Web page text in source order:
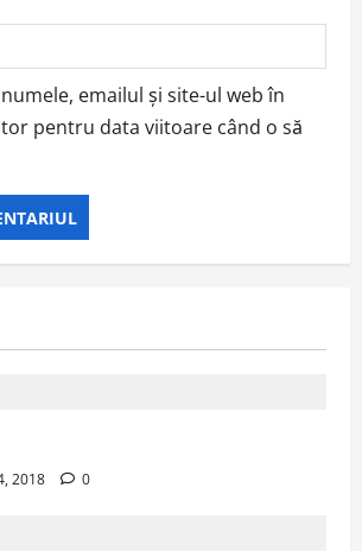
emailul și site-ul web în
pentru data viitoare când o să
2018 0